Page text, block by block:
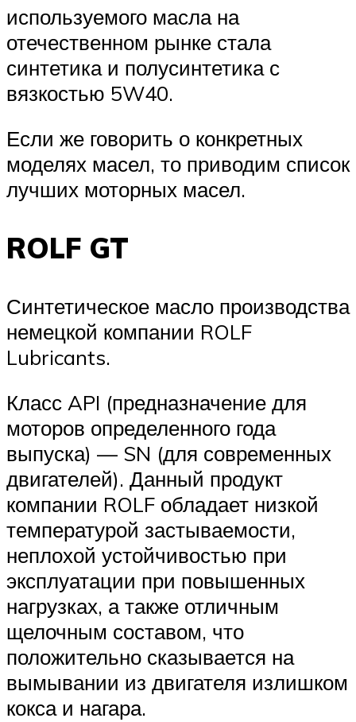
используемого масла на
отечественном рынке стала
синтетика и полусинтетика с
вязкостью 5W40.
Если же говорить о конкретных
моделях масел, то приводим список
лучших моторных масел.
ROLF GT
Синтетическое масло производства
немецкой компании ROLF
Lubricants.
Класс API (предназначение для
моторов определенного года
выпуска) — SN (для современных
двигателей). Данный продукт
компании ROLF обладает низкой
температурой застываемости,
неплохой устойчивостью при
эксплуатации при повышенных
нагрузках, а также отличным
щелочным составом, что
положительно сказывается на
вымывании из двигателя излишком
кокса и нагара.